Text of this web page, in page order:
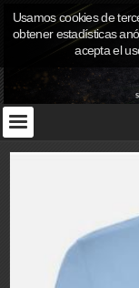
Usamos cookies de
obtener estadísticas
acepta el